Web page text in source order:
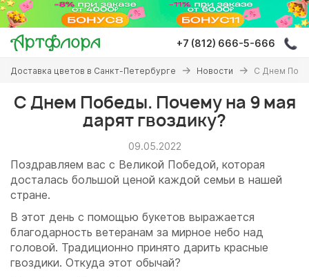
Перейти
основному
содержанию
+7 (812) 666-5-666
Вы
здесь
Доставка цветов в Санкт-Петербурге Новости С Днем
С Днем Победы. Почему на 9 мая
дарят гвоздику?
09.05.2022
Поздравляем вас с Великой Победой, которая
досталась большой ценой каждой семьи в нашей
стране.
В этот день с помощью букетов выражается
благодарность ветеранам за мирное небо над
головой. Традиционно принято дарить красные
гвоздики. Откуда этот обычай?